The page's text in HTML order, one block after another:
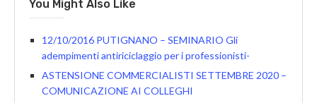
You Might Also Like
12/10/2016 PUTIGNANO – SEMINARIO Gli
adempimenti antiriciclaggio per i professionisti-
ASTENSIONE COMMERCIALISTI SETTEMBRE 2020 –
COMUNICAZIONE AI COLLEGHI